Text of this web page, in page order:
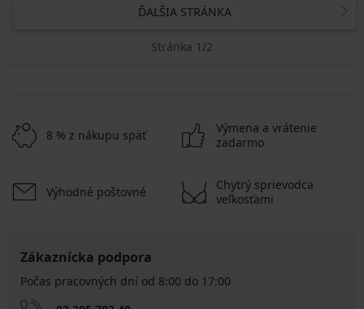
ĎALŠIA STRÁNKA
Stránka 1/2
8 % z nákupu späť
Výmena a vrátenie
zadarmo
Výhodné poštovné
Chytrý sprievodca
veľkosťami
Zákaznícka podpora
Počas pracovných dní od 8:00 do 17:00